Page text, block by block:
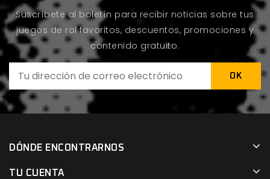
Suscríbete al boletín para recibir noticias sobre tus
juegos de rol favoritos, descuentos, promociones y
contenido gratuito.
DÓNDE ENCONTRARNOS
TU CUENTA